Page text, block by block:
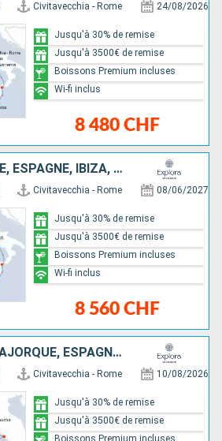
Civitavecchia - Rome 24/08/2026
8 480 CHF
Jusqu'à 30% de remise
Jusqu'à 3500€ de remise
Boissons Premium incluses
Wi-fi inclus
FRANCE, MAJORQUE, ESPAGNE, IBIZA, TUNISIE, MALTE, ITALIE
Civitavecchia - Rome 08/06/2027
8 560 CHF
Jusqu'à 30% de remise
Jusqu'à 3500€ de remise
Boissons Premium incluses
Wi-fi inclus
ITALIE, MONACO, MAJORQUE, ESPAGNE, FRANCE
Civitavecchia - Rome 10/08/2026
Jusqu'à 30% de remise
Jusqu'à 3500€ de remise
Boissons Premium incluses